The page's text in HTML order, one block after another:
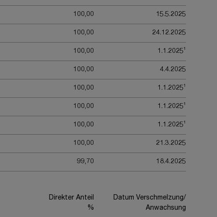
100,00 15.5.2025
100,00 24.12.2025
100,00 1.1.20251
100,00 4.4.2025
100,00 1.1.20251
100,00 1.1.20251
100,00 1.1.20251
100,00 21.3.2025
99,70 18.4.2025
Direkter Anteil
%
Datum Verschmelzung/
Anwachsung